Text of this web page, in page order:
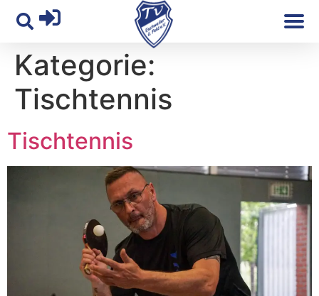
Kategorie:
Tischtennis
Tischtennis